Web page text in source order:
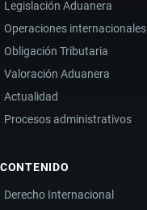
COMERCIO
EXTERIOR
Legislación Aduanera
Operaciones internacionales
Obligación Tributaria
Valoración Aduanera
Actualidad
Procesos administrativos
CONTENIDO
Derecho Internacional